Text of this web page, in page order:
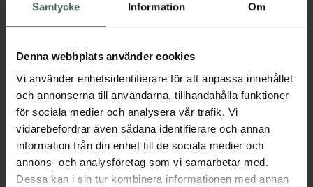
Samtycke Information Om
Denna webbplats använder cookies
Vi använder enhetsidentifierare för att anpassa innehållet
och annonserna till användarna, tillhandahålla funktioner
för sociala medier och analysera vår trafik. Vi
vidarebefordrar även sådana identifierare och annan
information från din enhet till de sociala medier och
annons- och analysföretag som vi samarbetar med.
Dessa kan i sin tur kombinera informationen med annan
tryck på fontaneller.
skydda spädbarnens extra känsliga hörsel
vid festivaler, parader, mässor, fyrverkerier och
motorlopp. Den är utformad för att passa
perfekt på bebisars och småbarns huvuden
och öron. Muffy Baby är tillverkad med ett
trycker på fontanellen. Det halkfria